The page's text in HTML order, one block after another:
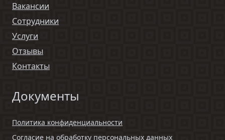
Вакансии
Сотрудники
Услуги
Отзывы
Контакты
Документы
Политика конфиденциальности
Согласие на обработку персональных данных